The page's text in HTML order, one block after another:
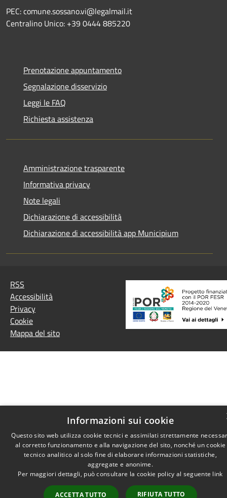
PEC: comune.sossano.vi@legalmail.it
Centralino Unico: +39 0444 885220
Prenotazione appuntamento
Segnalazione disservizio
Leggi le FAQ
Richiesta assistenza
Amministrazione trasparente
Informativa privacy
Note legali
Dichiarazione di accessibilità
Dichiarazione di accessibilità app Municipium
RSS
Accessibilità
Privacy
Cookie
Mappa del sito
Informazioni sui cookie
Questo sito web utilizza cookie tecnici e assimilati strettamente
al corretto funzionamento e alla navigazione del sito, nonché un cookie
tecnico analitico al solo fine di elaborare informazioni statistiche,
aggregate e anonime.
Per maggiori dettagli, può consultare la cookie policy al seguente link
ACCETTA TUTTO RIFIUTA TUTTO